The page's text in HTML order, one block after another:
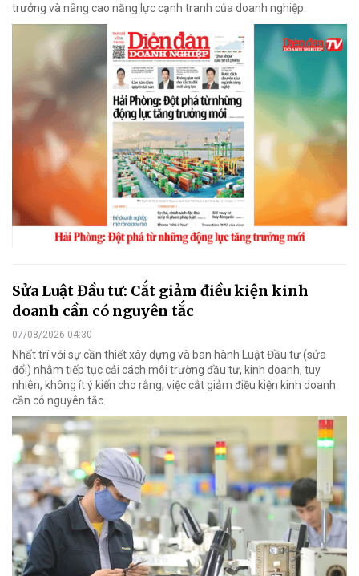
trưởng và nâng cao năng lực cạnh tranh của doanh nghiệp.
Sửa Luật Đầu tư: Cắt giảm điều kiện kinh
doanh cần có nguyên tắc
07/08/2026 04:30
Nhất trí với sự cần thiết xây dựng và ban hành Luật Đầu tư (sửa
đổi) nhằm tiếp tục cải cách môi trường đầu tư, kinh doanh, tuy
nhiên, không ít ý kiến cho rằng, việc cắt giảm điều kiện kinh doanh
cần có nguyên tắc.